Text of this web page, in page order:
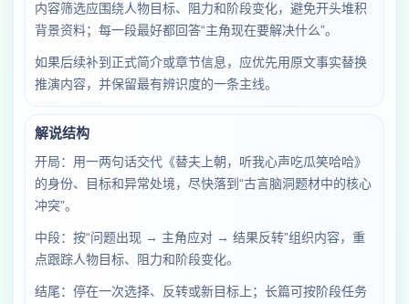
内容筛选应围绕人物目标、阻力和阶段变化，避免开头堆积
背景资料；每一段最好都回答“主角现在要解决什么”。
如果后续补到正式简介或章节信息，应优先用原文事实替换
推演内容，并保留最有辨识度的一条主线。
解说结构
开局：用一两句话交代《替夫上朝，听我心声吃瓜笑哈哈》
的身份、目标和异常处境，尽快落到“古言脑洞题材中的核心
冲突”。
中段：按“问题出现 → 主角应对 → 结果反转”组织内容，重
点跟踪人物目标、阻力和阶段变化。
结尾：停在一次选择、反转或新目标上；长篇可按阶段任务